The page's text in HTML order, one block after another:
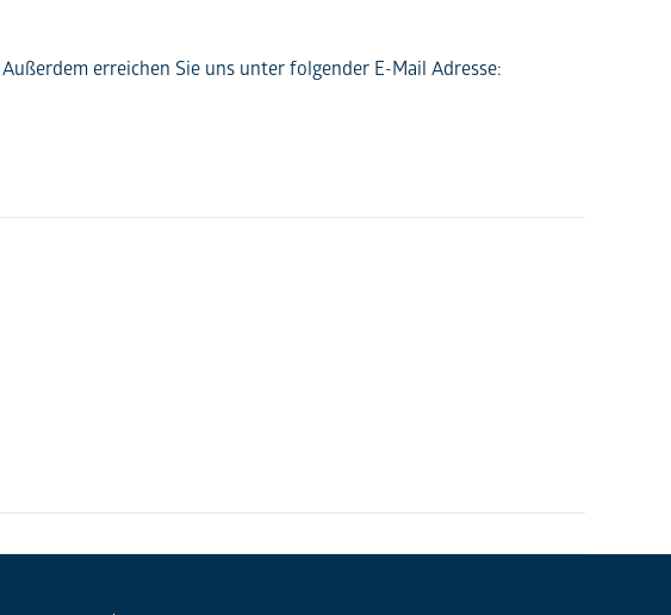
erreichen Sie uns unter folgender E-Mail Adresse: